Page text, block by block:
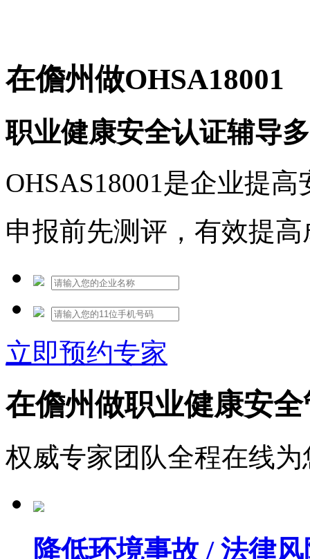
在儋州做OHSA18001
职业健康安全认证辅导
OHSAS18001是企业提
申报前先测评，有效提
立即预约专家
在儋州做职业健康安
权威专家团队全程在线
降低环境事故 / 法律